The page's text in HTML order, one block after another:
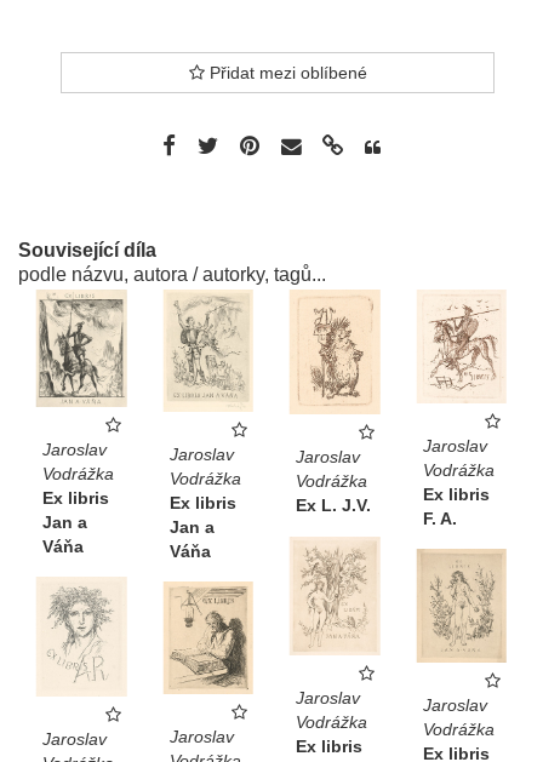
Přidat mezi oblíbené
Související díla
podle názvu, autora / autorky, tagů...
Jaroslav
Vodrážka
Ex libris
Jan a
Váňa
Jaroslav
Vodrážka
Ex libris
Jan a
Váňa
Jaroslav
Vodrážka
Ex L. J.V.
Jaroslav
Vodrážka
Ex libris
F. A.
Jaroslav
Vodrážka
Ex libris
Jaroslav
Vodrážka
Ex libris
Jaroslav
Jaroslav